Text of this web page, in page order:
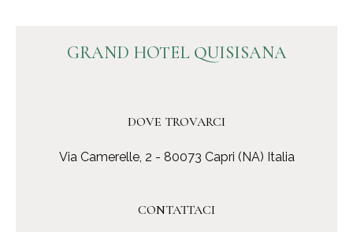
GRAND HOTEL QUISISANA
DOVE TROVARCI
Via Camerelle, 2 - 80073 Capri (NA) Italia
CONTATTACI